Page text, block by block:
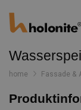
home Fassade &